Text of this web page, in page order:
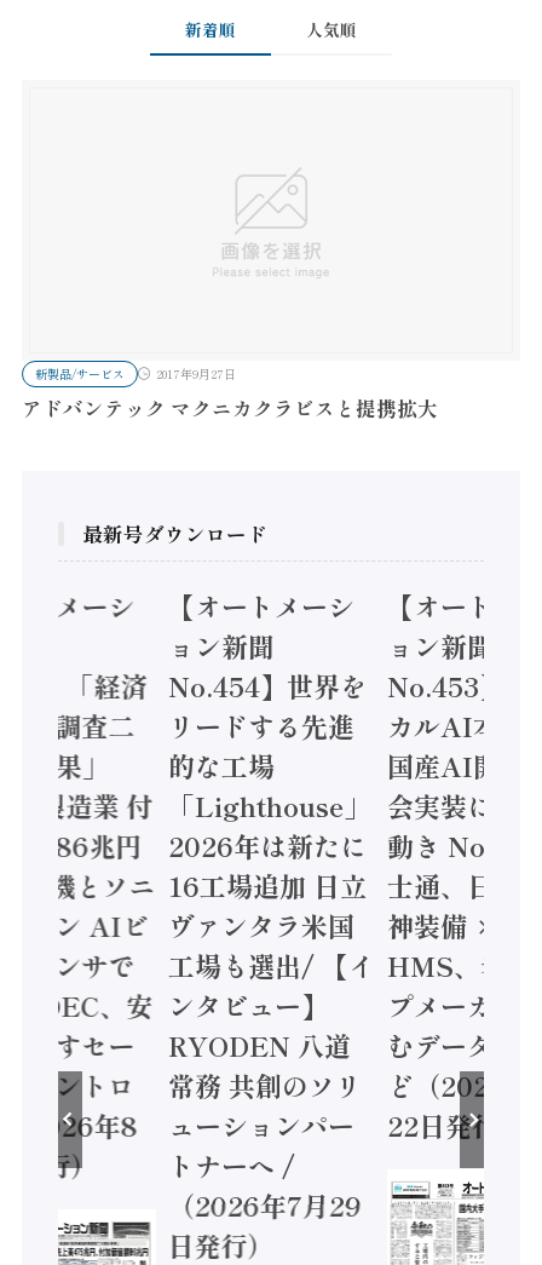
新着順 人気順
新製品/サービス 2017年9月27日
アドバンテック マクニカクラビスと提携拡大
最新号ダウンロード
トメーシ
】「経済
態調査二
結果」
年製造業 付
額86兆円
電機とソニ
コン AIビ
センサで
/ IDEC、安
かすセー
コントロ
2026年8
発行）
【オートメーシ
ョン新聞
No.454】世界を
リードする先進
的な工場
「Lighthouse」
2026年は新たに
16工場追加 日立
ヴァンタラ米国
工場も選出/ 【イ
ンタビュー】
RYODEN 八道
常務 共創のソリ
ューションパー
トナーへ /
（2026年7月29
日発行）
【オートメ
ョン新聞
No.453】フ
カルAI本格
国産AI開発
会実装に活
動き
士通、日立
神装備 ×
HMS、老舗
プメーカー
むデータ活
ど（2026年
22日発行）